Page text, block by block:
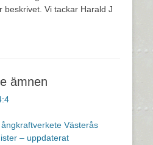
beskrivet. Vi tackar Harald J
ämnen
Västerås
– uppdaterat